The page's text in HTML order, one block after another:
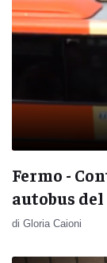
Fermo -
autobus
di Gloria Caioni